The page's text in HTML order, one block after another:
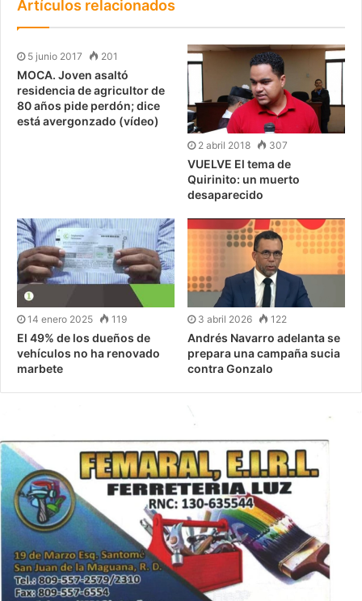
Artículos relacionados
5 junio 2017 201
MOCA. Joven asaltó
residencia de agricultor de
80 años pide perdón; dice
está avergonzado (vídeo)
2 abril 2018 307
VUELVE El tema de
Quirinito: un muerto
desaparecido
14 enero 2025 119
El 49% de los dueños de
vehículos no ha renovado
marbete
3 abril 2026 122
Andrés Navarro adelanta se
prepara una campaña sucia
contra Gonzalo